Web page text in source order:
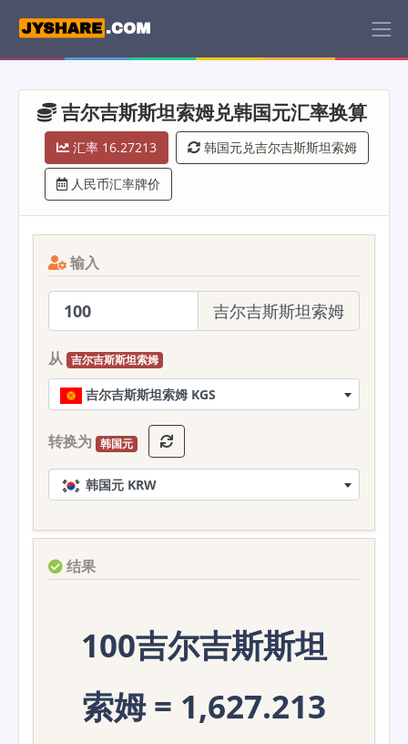
吉尔吉斯斯坦索姆兑韩国元汇率换算
汇率 16.27213 韩国元兑吉尔吉斯斯坦索姆
人民币汇率牌价
输入
吉尔吉斯斯坦索姆
从 吉尔吉斯斯坦索姆
吉尔吉斯斯坦索姆 KGS
转换为 韩国元
韩国元 KRW
结果
100吉尔吉斯斯坦
索姆 = 1,627.213